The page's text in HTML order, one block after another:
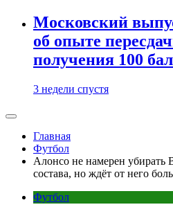
Московский
об опыте
получения 100
3 недели спустя
Главная
Футбол
Алонсо не намерен убирать
состава, но ждёт от него
Футбол